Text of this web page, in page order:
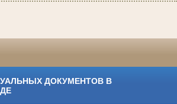
ДОКУМЕНТОВ В